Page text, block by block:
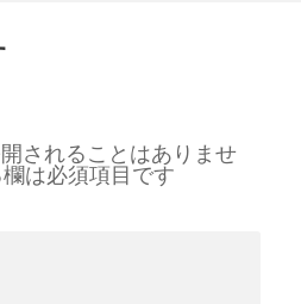
されることはありませ
は必須項目です